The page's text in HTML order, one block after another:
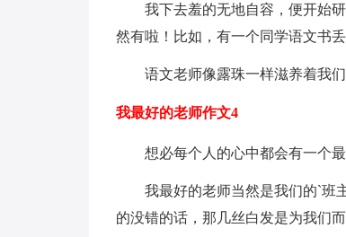
我下去羞的无地自容，便开始
然有啦！比如，有一个同学语文书
语文老师像露珠一样滋养着我
我最好的老师作文4
想必每个人的心中都会有一个
我最好的老师当然是我们的`
的没错的话，那几丝白发是为我们而